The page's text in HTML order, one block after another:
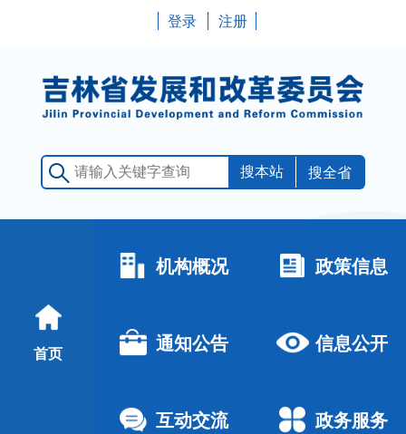
登录 注册
搜全省
首页
机构概况 政策信息
通知公告 信息公开
互动交流 政务服务